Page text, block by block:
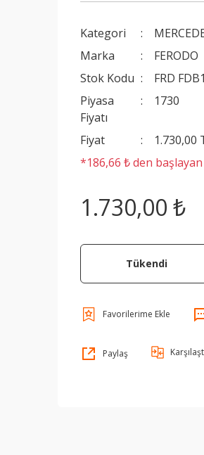
Kategori
Marka
FERODO
Stok Kodu
FRD
Piyasa
Fiyatı
1730
Fiyat
1.730,00
*186,66 ₺ den
1.730,00 ₺
Tükendi
Paylaş